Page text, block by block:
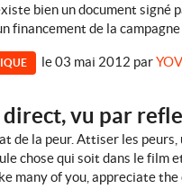
bien un document signé
financement de la
le 03 mai 2012 par
direct, vu par
de la peur. Attiser les peurs,
chose qui soit dans le film
many of you, appreciate